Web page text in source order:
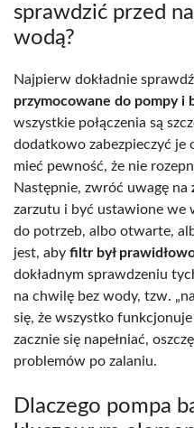
sprawdzić przed
wodą?
Najpierw dokładnie
przymocowane do pompy i
wszystkie połączenia są
dodatkowo zabezpieczyć je
mieć pewność, że nie
Następnie, zwróć uwagę na
zarzutu i być ustawione we
do potrzeb, albo otwarte,
jest, aby filtr był
dokładnym sprawdzeniu
na chwilę bez wody, tzw.
się, że wszystko
zacznie się napełniać,
problemów po zalaniu.
Dlaczego pompa